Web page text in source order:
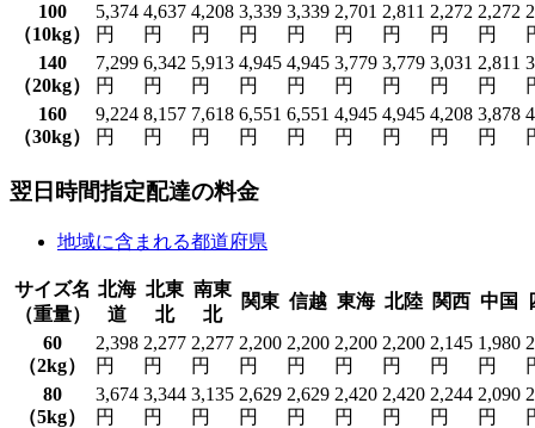
100
（10kg）
5,374
円
4,637
円
4,208
円
3,339
円
3,339
円
2,701
円
2,811
円
2,272
円
2,272
円
140
（20kg）
7,299
円
6,342
円
5,913
円
4,945
円
4,945
円
3,779
円
3,779
円
3,031
円
2,811
円
160
（30kg）
9,224
円
8,157
円
7,618
円
6,551
円
6,551
円
4,945
円
4,945
円
4,208
円
3,878
円
翌日時間指定配達の料金
地域に含まれる都道府県
サイズ名
（重量）
北海
道
北東
北
南東
北
関東 信越 東海 北陸 関西 中国
60
（2kg）
2,398
円
2,277
円
2,277
円
2,200
円
2,200
円
2,200
円
2,200
円
2,145
円
1,980
円
80
（5kg）
3,674
円
3,344
円
3,135
円
2,629
円
2,629
円
2,420
円
2,420
円
2,244
円
2,090
円